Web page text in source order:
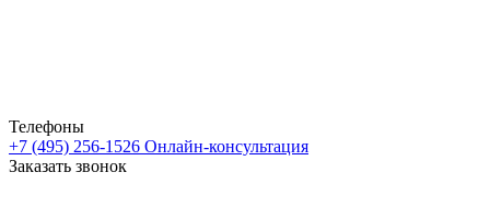
Телефоны
+7 (495) 256-1526 Онлайн-консультация
Заказать звонок